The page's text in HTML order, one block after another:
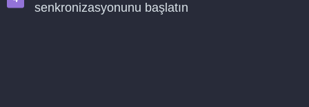
senkronizasyonunu başlatın